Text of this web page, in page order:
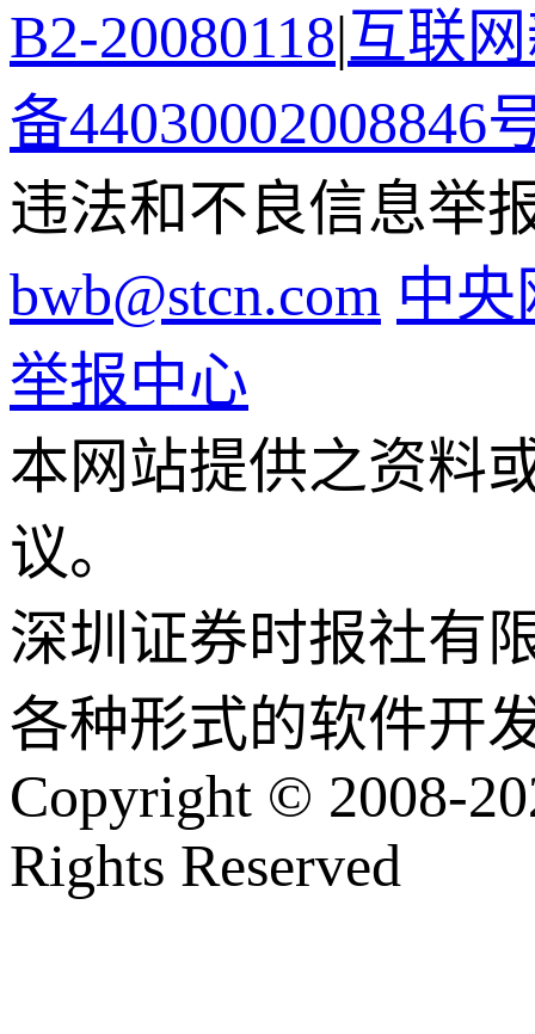
B2-20080118|互联
备44030002008846
违法和不良信息举
bwb@stcn.com 中
举报中心
本网站提供之资料
议。
深圳证券时报社有
各种形式的软件开
Copyright © 2008-
Rights Reserved